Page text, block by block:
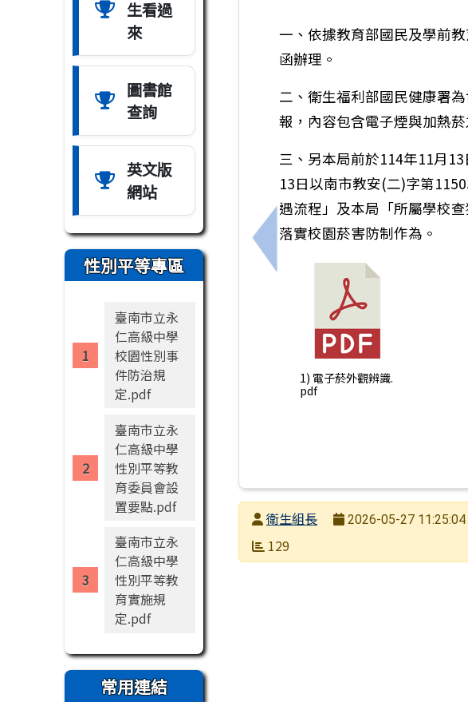
生看過
來
圖書館
查詢
英文版
網站
性別平等專區
臺南市立永
仁高級中學
校園性別事
件防治規
定.pdf
臺南市立永
仁高級中學
性別平等教
育委員會設
置要點.pdf
臺南市立永
仁高級中學
性別平等教
育實施規
定.pdf
常用連結
上一筆：115年6月7日「2026第
一、依據教育部國民及學前
函辦理。
二、衛生福利部國民健康署
報，內容包含電子煙與加熱
三、另本局前於114年11月
13日以南市教安(二)字第
遇流程」及本局「所屬學校
落實校園菸害防制作為。
1) 電子菸外觀辨識.
pdf
發布者衛生組長
發布日期
2026-05-27 11:25:04
瀏覽次數
129